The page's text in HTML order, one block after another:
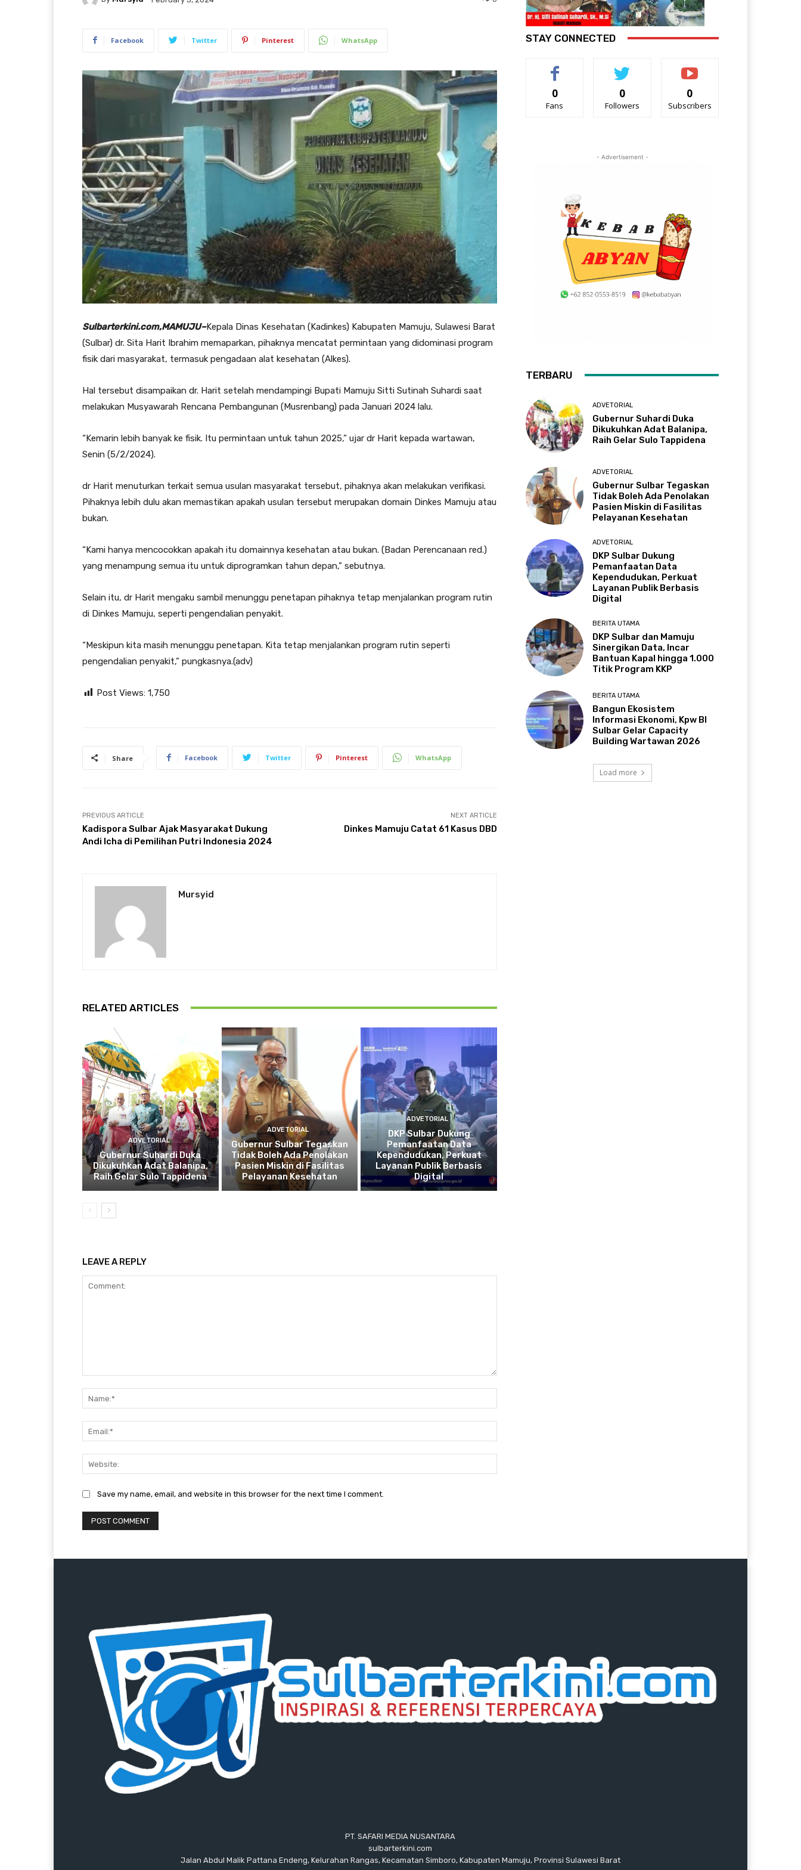
Facebook Twitter Pinterest WhatsApp
Sulbarterkini.com,MAMUJU–Kepala Dinas Kesehatan (Kadinkes) Kabupaten Mamuju, Sulawesi Barat
(Sulbar) dr. Sita Harit Ibrahim memaparkan, pihaknya mencatat permintaan yang didominasi program
fisik dari masyarakat, termasuk pengadaan alat kesehatan (Alkes).
Hal tersebut disampaikan dr. Harit setelah mendampingi Bupati Mamuju Sitti Sutinah Suhardi saat
melakukan Musyawarah Rencana Pembangunan (Musrenbang) pada Januari 2024 lalu.
“Kemarin lebih banyak ke fisik. Itu permintaan untuk tahun 2025,” ujar dr Harit kepada wartawan,
Senin (5/2/2024).
dr Harit menuturkan terkait semua usulan masyarakat tersebut, pihaknya akan melakukan verifikasi.
Pihaknya lebih dulu akan memastikan apakah usulan tersebut merupakan domain Dinkes Mamuju atau
bukan.
“Kami hanya mencocokkan apakah itu domainnya kesehatan atau bukan. (Badan Perencanaan red.)
yang menampung semua itu untuk diprogramkan tahun depan,” sebutnya.
Selain itu, dr Harit mengaku sambil menunggu penetapan pihaknya tetap menjalankan program rutin
di Dinkes Mamuju, seperti pengendalian penyakit.
“Meskipun kita masih menunggu penetapan. Kita tetap menjalankan program rutin seperti
pengendalian penyakit,” pungkasnya.(adv)
Post Views: 1,750
Share Facebook Twitter Pinterest WhatsApp
PREVIOUS ARTICLE
Kadispora Sulbar Ajak Masyarakat Dukung
Andi Icha di Pemilihan Putri Indonesia 2024
NEXT ARTICLE
Dinkes Mamuju Catat 61 Kasus DBD
Mursyid
RELATED ARTICLES
ADVETORIAL
Gubernur Suhardi Duka
Dikukuhkan Adat Balanipa,
Raih Gelar Sulo Tappidena
ADVETORIAL
Gubernur Sulbar Tegaskan
Tidak Boleh Ada Penolakan
Pasien Miskin di Fasilitas
Pelayanan Kesehatan
ADVETORIAL
DKP Sulbar Dukung
Pemanfaatan Data
Kependudukan, Perkuat
Layanan Publik Berbasis
Digital
LEAVE A REPLY
Save my name, email, and website in this browser for the next time I comment.
STAY CONNECTED
0
Fans
0
Followers
0
Subscribers
- Advertisement -
TERBARU
ADVETORIAL
Gubernur Suhardi Duka
Dikukuhkan Adat Balanipa,
Raih Gelar Sulo Tappidena
ADVETORIAL
Gubernur Sulbar Tegaskan
Tidak Boleh Ada Penolakan
Pasien Miskin di Fasilitas
Pelayanan Kesehatan
ADVETORIAL
DKP Sulbar Dukung
Pemanfaatan Data
Kependudukan, Perkuat
Layanan Publik Berbasis
Digital
BERITA UTAMA
DKP Sulbar dan Mamuju
Sinergikan Data, Incar
Bantuan Kapal hingga 1.000
Titik Program KKP
BERITA UTAMA
Bangun Ekosistem
Informasi Ekonomi, Kpw BI
Sulbar Gelar Capacity
Building Wartawan 2026
Load more
PT. SAFARI MEDIA NUSANTARA
sulbarterkini.com
Jalan Abdul Malik Pattana Endeng, Kelurahan Rangas, Kecamatan Simboro, Kabupaten Mamuju, Provinsi Sulawesi Barat